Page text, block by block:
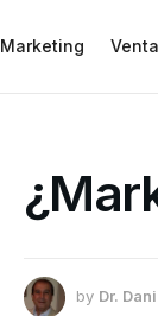
Marketing
by Dr.